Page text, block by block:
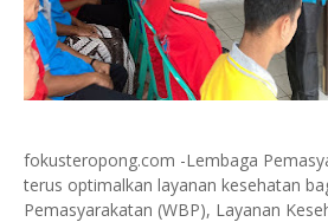
fokusteropong.com -Lembaga
terus optimalkan layanan kesehatan
Pemasyarakatan (WBP), Layanan